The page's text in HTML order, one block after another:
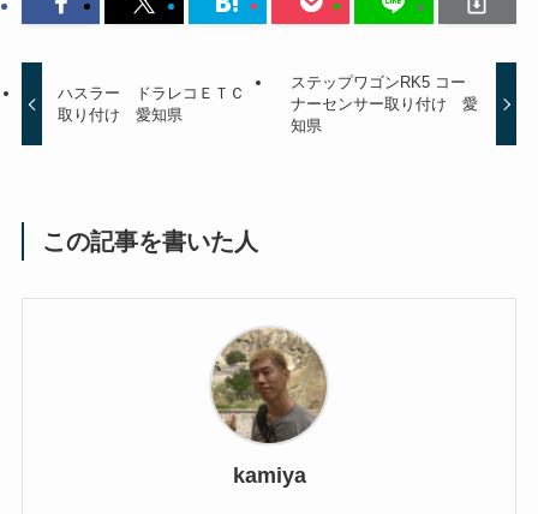
ハスラー ドラレコＥＴＣ
取り付け 愛知県
ステップワゴンRK5 コー
ナーセンサー取り付け 愛
知県
この記事を書いた人
kamiya